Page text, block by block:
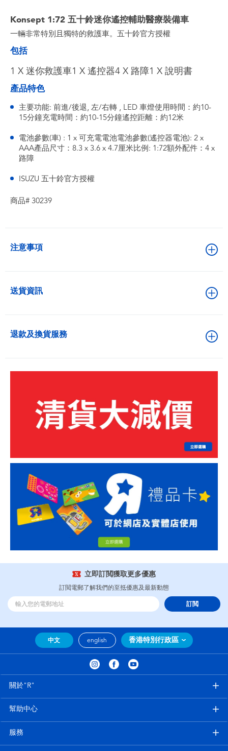
Konsept 1:72 五十鈴迷你遙控輔助醫療裝備車
一輛非常特別且獨特的救護車。五十鈴官方授權
包括
1 X 迷你救護車1 X 遙控器4 X 路障1 X 說明書
產品特色
主要功能: 前進/後退, 左/右轉 , LED 車燈使用時間：約10-
15分鐘充電時間：約10-15分鐘遙控距離：約12米
電池參數(車) : 1 x 可充電電池電池參數(遙控器電池): 2 x
AAA產品尺寸：8.3 x 3.6 x 4.7厘米比例: 1:72額外配件：4 x
路障
ISUZU 五十鈴官方授權
商品# 30239
注意事項
送貨資訊
退款及換貨服務
立即訂閲獲取更多優惠
訂閲電郵了解我們的至抵優惠及最新動態
訂閲
中文 english 香港特別行政區
關於"R"
幫助中心
服務